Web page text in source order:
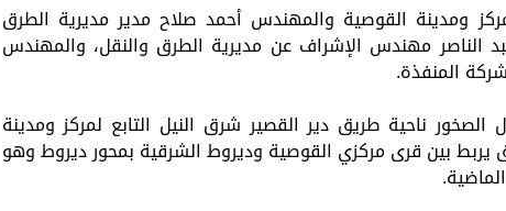
ومدينة القوصية والمهندس أحمد صلاح مدير مديرية الطرق
الناصر مهندس الإشراف عن مديرية الطرق والنقل، والمهندس
المنفذة.
ناحية طريق دير القصير شرق النيل التابع لمركز ومدينة
يربط بين قرى مركزي القوصية وديروط الشرقية بمحور ديروط وهو